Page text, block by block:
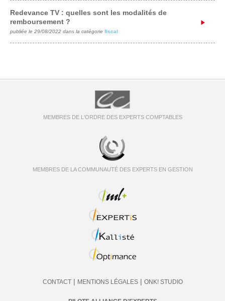
Redevance TV : quelles sont les modalités de
remboursement ?
publiée le 29/08/2022 dans la catégorie fiscal
MEMBRES DE L'ORDRE DES EXPERTS COMPTABLES
MEMBRES DE LA COMMUNAUTÉ DES EXPERTS EN GESTION
CONTACT| MENTIONS LÉGALES| ONK! STUDIO